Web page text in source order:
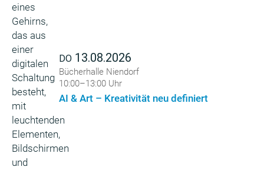
DO 13.08.2026
Bücherhalle Niendorf
10:00–13:00 Uhr
AI & Art – Kreativität neu definiert